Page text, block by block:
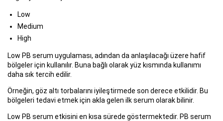
Low
Medium
High
Low PB serum uygulaması, adından da anlaşılacağı üzere hafif
bölgeler için kullanılır. Buna bağlı olarak yüz kısmında kullanımı
daha sık tercih edilir.
Örneğin, göz altı torbalarını iyileştirmede son derece etkilidir. Bu
bölgeleri tedavi etmek için akla gelen ilk serum olarak bilinir.
Low PB serum etkisini en kısa sürede göstermektedir. PB serum